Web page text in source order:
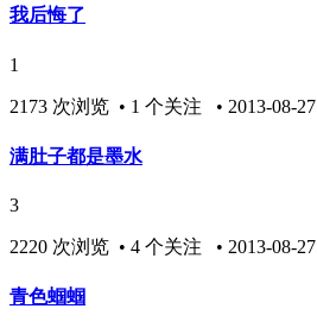
我后悔了
1
2173 次浏览 • 1 个关注 • 2013-08-27
满肚子都是墨水
3
2220 次浏览 • 4 个关注 • 2013-08-27
青色蝈蝈